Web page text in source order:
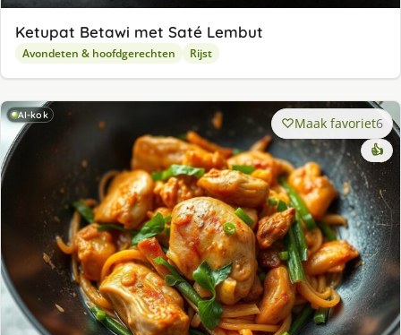
Ketupat Betawi met Saté Lembut
Avondeten & hoofdgerechten Rijst
AI-kok Maak favoriet6
👍